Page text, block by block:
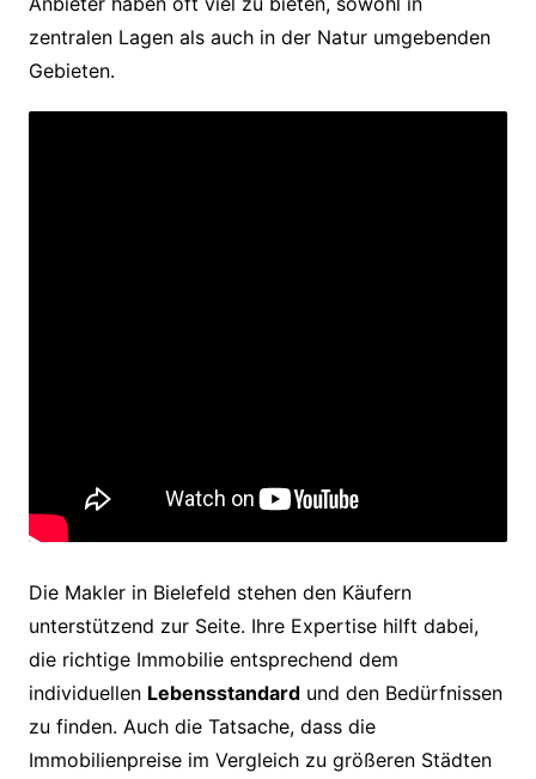
zentralen Lagen als auch in der Natur umgebenden
Gebieten.
Die Makler in Bielefeld stehen den Käufern
unterstützend zur Seite. Ihre Expertise hilft dabei,
die richtige Immobilie entsprechend dem
individuellen Lebensstandardund den Bedürfnissen
zu finden. Auch die Tatsache, dass die
Immobilienpreise im Vergleich zu größeren Städten